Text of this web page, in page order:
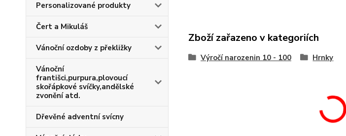
Personalizované produkty
Čert a Mikuláš
Vánoční ozdoby z překližky
Vánoční
františci,purpura,plovoucí
skořápkové svíčky,andělské
zvonění atd.
Dřevěné adventní svícny
Zboží zařazeno v kategoriích
Výročí narozenin 10 - 100 Hrnky